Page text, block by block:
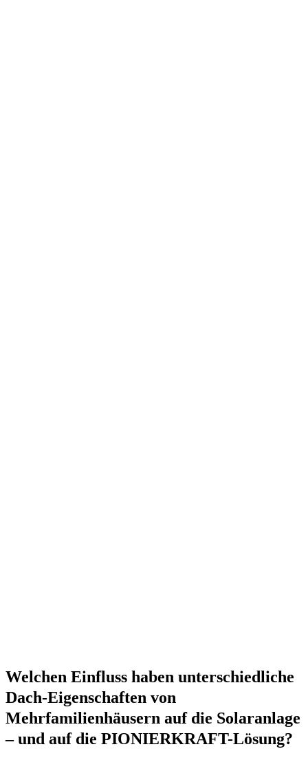
Welchen Einfluss haben unterschiedliche
Dach-Eigenschaften von
Mehrfamilienhäusern auf die Solaranlage
– und auf die PIONIERKRAFT-Lösung?